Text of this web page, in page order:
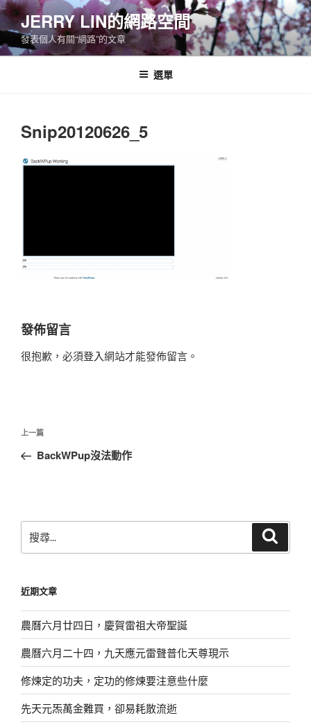
跳
至
主
要
JERRY LIN的網路空間
發表個人有關“網路”的文章
選單
Snip20120626_5
發佈留言
很抱歉，必須登入網站才能發佈留言。
文
導
上
一
上一篇
BackWPup沒法動作
尋
字:
近期文章
農曆六月廿四日，慶賀雷祖大帝聖誕
農曆六月二十四，九天應元雷聲普化天尊現示
修煉定的功夫，定功的修煉要注意些什麼
先天元炁萬金難買，卻易耗散流逝